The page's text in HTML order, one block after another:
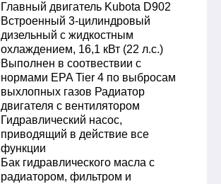
Главный двигатель Kubota D902
Встроенный 3-цилиндровый
дизельный с жидкостным
охлаждением, 16,1 кВт (22 л.с.)
Выполнен в соотвествии с
нормами EPA Tier 4 по выбросам
выхлопных газов Радиатор
двигателя с вентилятором
Гидравлический насос,
приводящий в действие все
функции
Бак гидравлического масла с
радиатором, фильтром и